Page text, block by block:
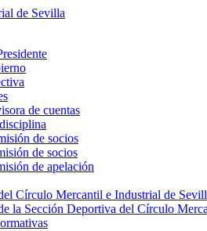
de cuentas
de socios
de socios
de apelación
Círculo Mercantil e Industrial de
la Sección Deportiva del Círculo